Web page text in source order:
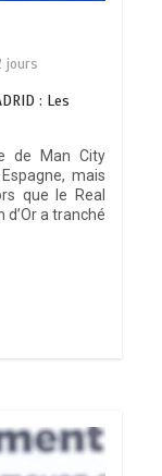
jours
: Les
de Man City
mais
que le Real
d’Or a tranché